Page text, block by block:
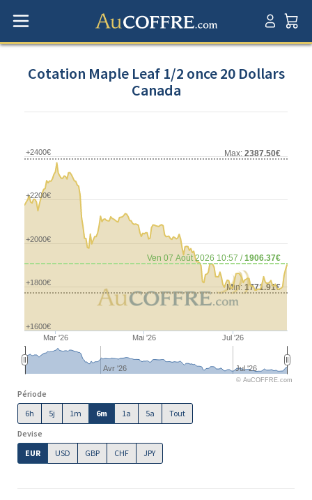
Cotation Maple Leaf 1/2 once 20 Dollars
Canada
Min: 1771.91€
Max: 2387.50€
Ven 07 Août 2026 10:57 /1906.37€
Mar '26 Mai '26 Jul '26
Avr '26 Jul '26
+1800€
+2000€
+2200€
+2400€
+1600€
© AuCOFFRE.com
Période
6h
5j 1m 6m 1a 5a
Tout
Devise
EUR
USD GBP CHF JPY